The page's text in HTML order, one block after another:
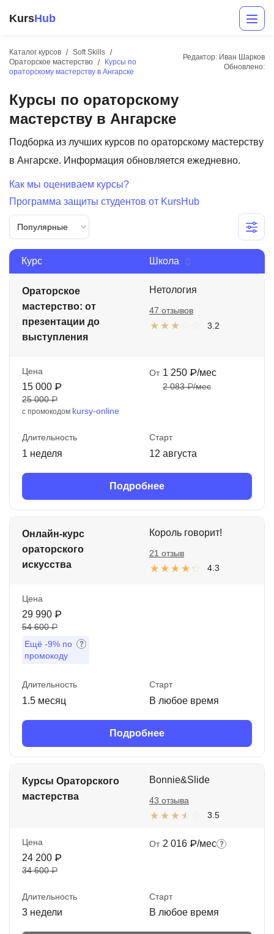
KursHub
Каталог курсов
Soft Skills
Ораторское мастерство
Курсы по
ораторскому мастерству в Ангарске
Редактор: Иван Шарков
Обновлено:
Курсы по ораторскому
мастерству в Ангарске
Подборка из лучших курсов по ораторскому мастерству
в Ангарске. Информация обновляется ежедневно.
Как мы оцениваем курсы?
Программа защиты студентов от KursHub
Популярные
Курс Школа
Ораторское
мастерство: от
презентации до
выступления
Нетология
3.2
47 отзывов
Цена
15 000 ₽
25 000 ₽
с промокодом kursy-online
От 1 250 ₽/мес
2 083 ₽/мес
Длительность
1 неделя
Старт
12 августа
Подробнее
Онлайн-курс
ораторского
искусства
Король говорит!
4.3
21 отзыв
Цена
29 990 ₽
54 600 ₽
Ещё -9% по
промокоду
Длительность
1.5 месяц
Старт
В любое время
Подробнее
Курсы Ораторского
мастерства
Bonnie&Slide
3.5
43 отзыва
Цена
24 200 ₽
34 600 ₽
От 2 016 ₽/мес
Длительность
3 недели
Старт
В любое время
Разработка
Маркетинг
Дизайн
Аналитика
Менеджмент
Иностранные языки
Soft Skills
ДПО
Акции и промокоды
Рейтинг онлайн-школ